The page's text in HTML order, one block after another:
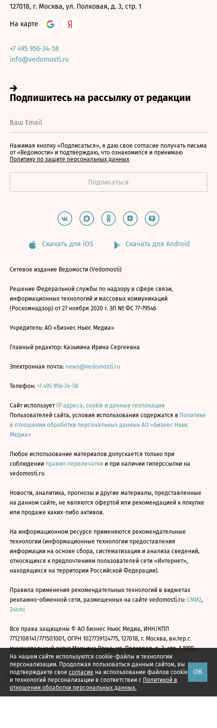
На нашем сайте используются cookie-файлы и технологии
персонализации. Продолжая пользоваться данным сайтом, вы
подтверждаете свое согласие на использование файлов cookie
и технологий персонализации в соответствии с Политикой в
отношении обработки персональных данных.
ОК
127018, г. Москва, ул. Полковая, д. 3, стр. 1
На карте
+7 495 956-34-58
info@vedomosti.ru
Нажимая кнопку «Подписаться», я даю свое согласие получать письма
от «Ведомости» и подтверждаю, что ознакомился и принимаю
Политику по защите персональных данных
Скачать для iOS Скачать для Android
Сетевое издание Ведомости (Vedomosti)
Решение Федеральной службы по надзору в сфере связи,
информационных технологий и массовых коммуникаций
(Роскомнадзор) от 27 ноября 2020 г. ЭЛ № ФС 77-79546
Учредитель: АО «Бизнес Ньюс Медиа»
Главный редактор: Казьмина Ирина Сергеевна
Электронная почта: news@vedomosti.ru
Телефон: +7 495 956-34-58
Сайт использует IP адреса, cookie и данные геолокации
Пользователей сайта, условия использования содержатся в Политике
в отношении обработки персональных данных АО «Бизнес Ньюс
Медиа»
Любое использование материалов допускается только при
соблюдении правил перепечатки и при наличии гиперссылки на
vedomosti.ru
Новости, аналитика, прогнозы и другие материалы, представленные
на данном сайте, не являются офертой или рекомендацией к покупке
или продаже каких-либо активов.
На информационном ресурсе применяются рекомендательные
технологии (информационные технологии предоставления
информации на основе сбора, систематизации и анализа сведений,
относящихся к предпочтениям пользователей сети «Интернет»,
находящихся на территории Российской Федерации).
Правила применения рекомендательных технологий в виджетах
рекламно-обменной сети, размещенных на сайте vedomosti.ru: СМИ2,
24smi
Все права защищены © АО Бизнес Ньюс Медиа, ИНН/КПП
7712108141/771501001, ОГРН 1027739124775, 127018, г. Москва, вн.тер.г.
муниципальный округ Марьина Роща, ул. Полковая, д. 3, стр. 1 1999—
2026